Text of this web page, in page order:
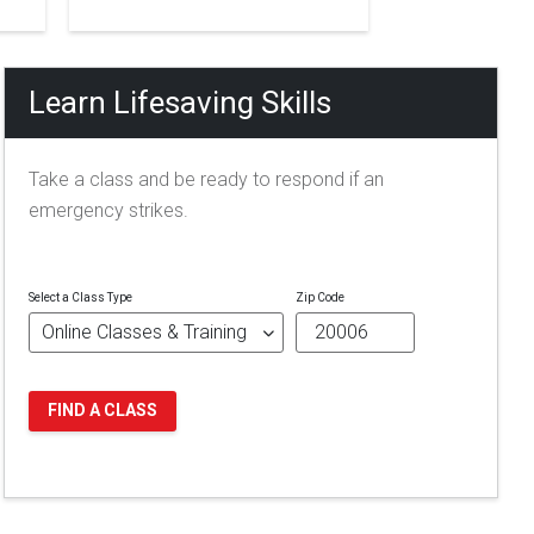
Learn Lifesaving Skills
Take a class and be ready to respond if an
emergency strikes.
Select a Class Type Zip Code
FIND A CLASS